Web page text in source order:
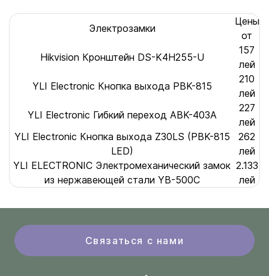
Электрозамки
Цены
от
Hikvision Кронштейн DS-K4H255-U
157
лей
YLI Electronic Кнопка выхода PBK-815
210
лей
YLI Electronic Гибкий переход ABK-403A
227
лей
YLI Electronic Кнопка выхода Z30LS (PBK-815
LED)
262
лей
YLI ELECTRONIC Электромеханический замок
из нержавеющей стали YB-500C
2.133
лей
Связаться с нами